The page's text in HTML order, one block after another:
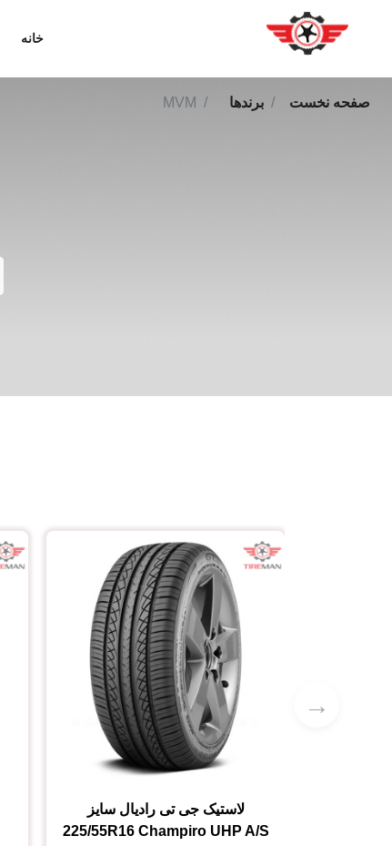
خانه
صفحه نخست برندها MVM
→
لاستیک جی تی رادیال سایز
225/55R16 Champiro UHP A/S